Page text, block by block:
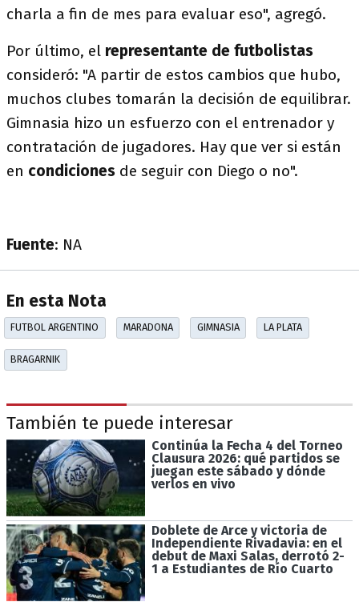
charla a fin de mes para evaluar eso", agregó.
Por último, el representante de futbolistas
consideró: "A partir de estos cambios que hubo,
muchos clubes tomarán la decisión de equilibrar.
Gimnasia hizo un esfuerzo con el entrenador y
contratación de jugadores. Hay que ver si están
en condiciones de seguir con Diego o no".
Fuente: NA
En esta Nota
FUTBOL ARGENTINO MARADONA GIMNASIA LA PLATA
BRAGARNIK
También te puede interesar
Continúa la Fecha 4 del Torneo
Clausura 2026: qué partidos se
juegan este sábado y dónde
verlos en vivo
Doblete de Arce y victoria de
Independiente Rivadavia: en el
debut de Maxi Salas, derrotó 2-
1 a Estudiantes de Río Cuarto